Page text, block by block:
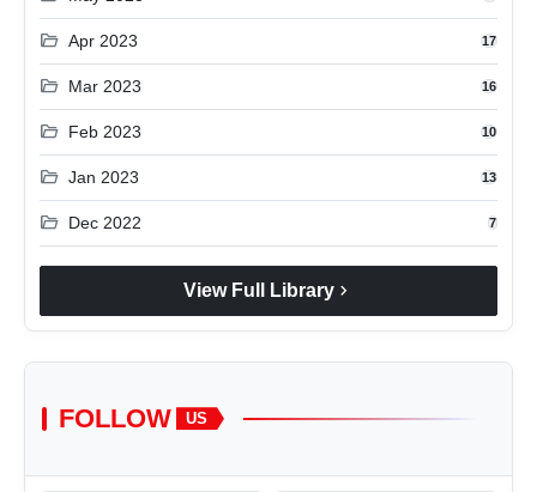
folder_open Apr 2023 17
folder_open Mar 2023 16
folder_open Feb 2023 10
folder_open Jan 2023 13
folder_open Dec 2022 7
View Full Library chevron_right
FOLLOW US